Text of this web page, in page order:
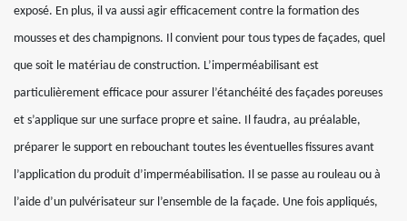
exposé. En plus, il va aussi agir efficacement contre la formation des
mousses et des champignons. Il convient pour tous types de façades, quel
que soit le matériau de construction. L’imperméabilisant est
particulièrement efficace pour assurer l’étanchéité des façades poreuses
et s’applique sur une surface propre et saine. Il faudra, au préalable,
préparer le support en rebouchant toutes les éventuelles fissures avant
l’application du produit d’imperméabilisation. Il se passe au rouleau ou à
l’aide d’un pulvérisateur sur l’ensemble de la façade. Une fois appliqués,